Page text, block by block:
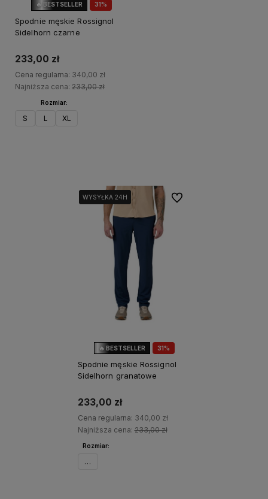
31%
🔥 BESTSELLER
Spodnie męskie Rossignol
Sidelhorn czarne
233,00 zł
Cena regularna: 340,00 zł
Najniższa cena: 233,00 zł
Rozmiar:
S L XL
31%
🔥 BESTSELLER
WYSYŁKA 24H
WYSYŁKA 24H
Spodnie męskie Rossignol
Sidelhorn granatowe
233,00 zł
Cena regularna: 340,00 zł
Najniższa cena:233,00 zł
Rozmiar:
XL
Do ulubionych